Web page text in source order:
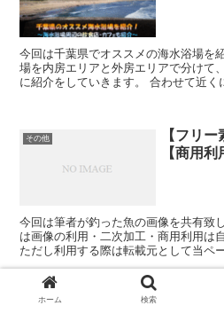
今回は千葉県でオススメの海水浴場を紹介します
場を内房エリアと外房エリアで分けて
に紹介をしていきます。 合わせて近くにある飲食店・カフェ等の施
その他
【フリ
【商用利
今回は筆者が釣った魚の画像を共有致します。 こちらに
は画像の利用・二次加工・商用利用は
ただし利用する際は転載元として当ペ
るようにお願いいたします。
電車で
ホーム 検索